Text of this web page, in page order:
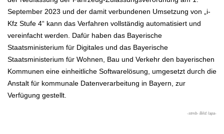
September 2023 und der damit verbundenen Umsetzung von „i-
Kfz Stufe 4“ kann das Verfahren vollständig automatisiert und
vereinfacht werden. Dafür haben das Bayerische
Staatsministerium für Digitales und das Bayerische
Staatsministerium für Wohnen, Bau und Verkehr den bayerischen
Kommunen eine einheitliche Softwarelösung, umgesetzt durch die
Anstalt für kommunale Datenverarbeitung in Bayern, zur
Verfügung gestellt.
-stmb- Bild: lapa-